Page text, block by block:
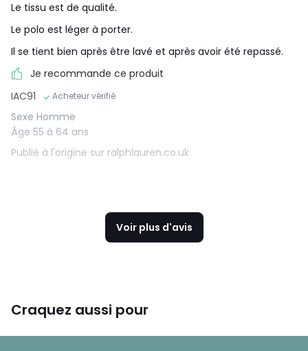
Le tissu est de qualité.
Le polo est léger à porter.
Il se tient bien après être lavé et après avoir été repassé.
Je recommande ce produit
IAC91
Acheteur vérifié
Sexe Homme
Âge 55 à 64 ans
Publié à l'origine sur ralphlauren.co.uk
Voir plus d'avis
Craquez aussi pour